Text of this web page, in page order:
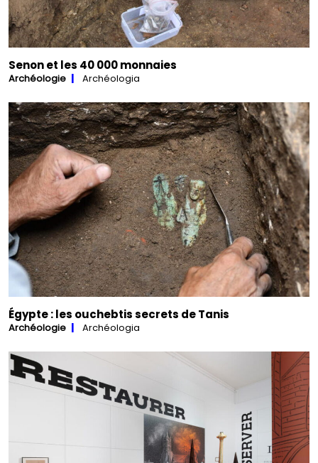
Senon et les 40 000 monnaies
Archéologie Archéologia
Égypte : les ouchebtis secrets de Tanis
Archéologie Archéologia